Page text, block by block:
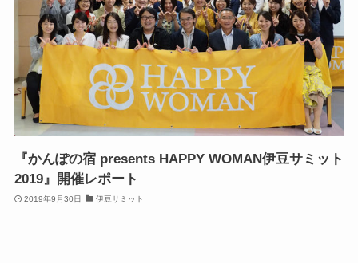
『かんぽの宿 presents HAPPY WOMAN伊豆サミット
2019』開催レポート
2019年9月30日 伊豆サミット